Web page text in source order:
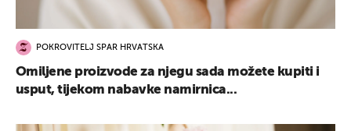
POKROVITELJ SPAR HRVATSKA
Omiljene proizvode za njegu sada možete kupiti i
usput, tijekom nabavke namirnica...